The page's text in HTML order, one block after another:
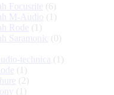
Focusrite (6)
M-Audio (1)
Rode (1)
Saramonic (0)
technica (1)
(1)
(2)
(1)